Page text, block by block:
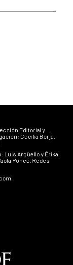
Editorial y
Cecilia Borja.
Luis Argüello y Érika
Ponce. Redes